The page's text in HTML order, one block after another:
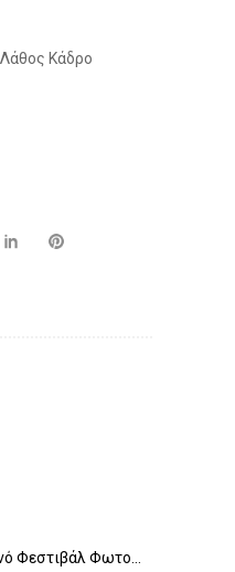
Κάδρο
Φεστιβάλ Φωτο...